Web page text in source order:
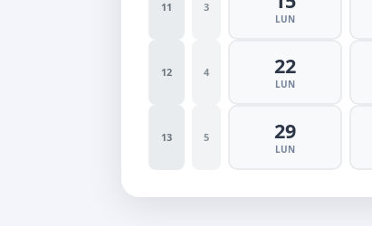
11 3
LUN
12 4 22
LUN
13 5 29
LUN